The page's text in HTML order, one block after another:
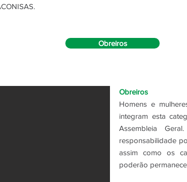
Obreiros
Obreiros
Homens e
integram esta
Assembleia
responsabilidade
assim como os
poderão